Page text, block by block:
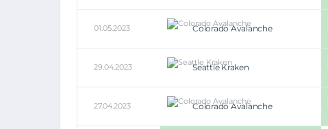
01.05.2023 Colorado Avalanche
29.04.2023 Seattle Kraken
27.04.2023 Colorado Avalanche